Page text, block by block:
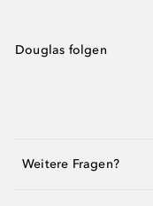
Douglas folgen
Weitere Fragen?